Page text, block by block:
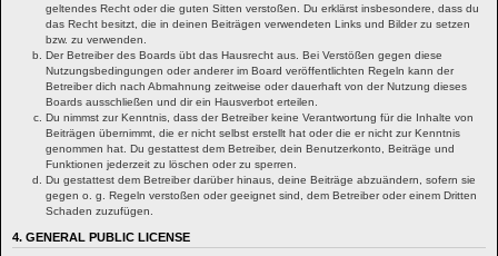
geltendes Recht oder die guten Sitten verstoßen. Du erklärst insbesondere, dass du
das Recht besitzt, die in deinen Beiträgen verwendeten Links und Bilder zu setzen
bzw. zu verwenden.
Der Betreiber des Boards übt das Hausrecht aus. Bei Verstößen gegen diese
Nutzungsbedingungen oder anderer im Board veröffentlichten Regeln kann der
Betreiber dich nach Abmahnung zeitweise oder dauerhaft von der Nutzung dieses
Boards ausschließen und dir ein Hausverbot erteilen.
Du nimmst zur Kenntnis, dass der Betreiber keine Verantwortung für die Inhalte von
Beiträgen übernimmt, die er nicht selbst erstellt hat oder die er nicht zur Kenntnis
genommen hat. Du gestattest dem Betreiber, dein Benutzerkonto, Beiträge und
Funktionen jederzeit zu löschen oder zu sperren.
Du gestattest dem Betreiber darüber hinaus, deine Beiträge abzuändern, sofern sie
gegen o. g. Regeln verstoßen oder geeignet sind, dem Betreiber oder einem Dritten
Schaden zuzufügen.
4. GENERAL PUBLIC LICENSE